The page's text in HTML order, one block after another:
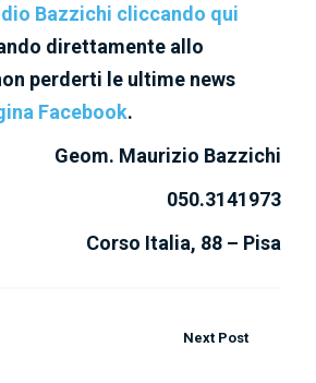
Bazzichi cliccando qui
direttamente allo
perderti le ultime news
Facebook.
Geom. Maurizio Bazzichi
050.3141973
Corso Italia, 88 – Pisa
Next Post